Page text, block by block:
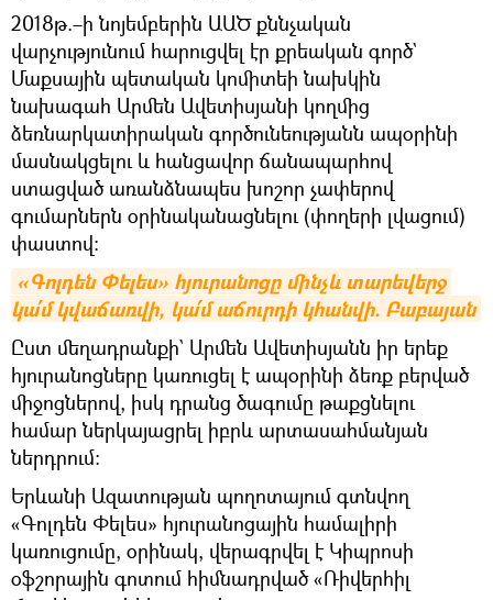
2018թ.–ի նոյեմբերին ԱԱԾ քննչական
վարչությունում հարուցվել էր քրեական գործ`
Մաքսային պետական կոմիտեի նախկին
նախագահ Արմեն Ավետիսյանի կողմից
ձեռնարկատիրական գործունեությանն ապօրինի
մասնակցելու և հանցավոր ճանապարհով
ստացված առանձնապես խոշոր չափերով
գումարներն օրինականացնելու (փողերի լվացում)
փաստով։
«Գոլդեն Փելես» հյուրանոցը մինչև տարեվերջ
կա՛մ կվաճառվի, կա՛մ աճուրդի կհանվի. Բաբայան
Ըստ մեղադրանքի` Արմեն Ավետիսյանն իր երեք
հյուրանոցները կառուցել է ապօրինի ձեռք բերված
միջոցներով, իսկ դրանց ծագումը թաքցնելու
համար ներկայացրել իբրև արտասահմանյան
ներդրում։
Երևանի Ազատության պողոտայում գտնվող
«Գոլդեն Փելես» հյուրանոցային համալիրի
կառուցումը, օրինակ, վերագրվել է Կիպրոսի
օֆշորային գոտում հիմնադրված «Ռիվերհիլ